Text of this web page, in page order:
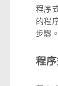
程序
的程
步驟。
程